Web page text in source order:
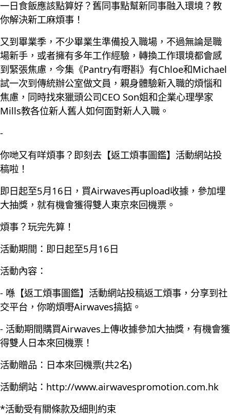
一日食飯應該點算好？舊同事點幫新同事融入環境？教
你解決新工麻煩事！
又到畢業季，不少畢業生準備投入職場，不過無論是職
場新手，或者擁有多年工作經驗，轉換工作環境都會感
到緊張焦慮，今集《Pantry有嘢斟》有Chloe和Michael
試一次到傳統辦公室做文員，親身體驗新入職的煩惱和
焦慮，同時找來獵頭公司CEO Son姐和企業心理學家
Mills教各位新人舊人如何面對新人入職。
-
你哋又有咩煩事？即刻去【返工煩事圖鑑】活動網站投
稿啦！
即日起至5月16日，買Airwaves再upload收據，參加埋
大抽獎，就有機會獲得雙人東京來回機票。
煩事？玩完先算！
活動期間：即日起至5月16日
活動內容：
- 喺【返工煩事圖鑑】活動網站投稿返工煩事，分享到社
交平台，你啲煩嘢Airwaves搞掂。
- 活動期間購買Airwaves上傳收據參加大抽獎，有機會獲
得雙人日本來回機票！
活動贈品：日本來回機票(共2名)
活動網站： http://www.airwavespromotion.com.hk
*活動受有關條款及細則約束